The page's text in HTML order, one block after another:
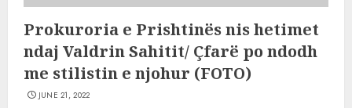
Prokuroria e Prishtinës nis hetimet
ndaj Valdrin Sahitit/ Çfarë po ndodh
me stilistin e njohur (FOTO)
JUNE 21, 2022